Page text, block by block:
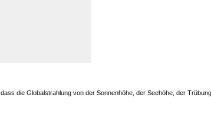
die Globalstrahlung von der Sonnenhöhe, der Seehöhe, der